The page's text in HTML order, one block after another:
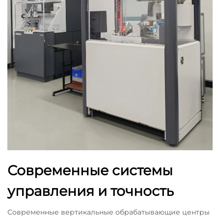
Современные системы
управления и точность
Современные вертикальные обрабатывающие центры